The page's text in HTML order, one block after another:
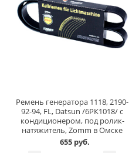
Ремень генератора 1118, 2190-
92-94, FL, Datsun /6РК1018/ с
кондиционером, под ролик-
натяжитель, Zomm в Омске
655 руб.